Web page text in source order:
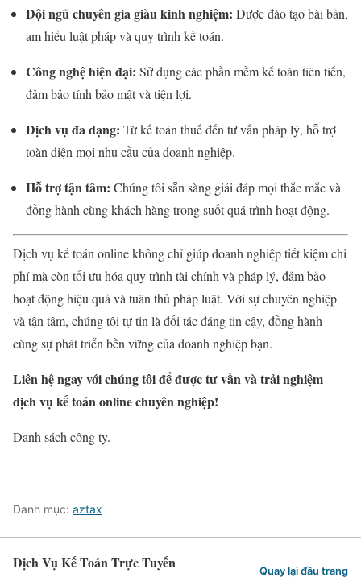
Đội ngũ chuyên gia giàu kinh nghiệm: Được đào tạo bài bản,
am hiểu luật pháp và quy trình kế toán.
Công nghệ hiện đại: Sử dụng các phần mềm kế toán tiên tiến,
đảm bảo tính bảo mật và tiện lợi.
Dịch vụ đa dạng: Từ kế toán thuế đến tư vấn pháp lý, hỗ trợ
toàn diện mọi nhu cầu của doanh nghiệp.
Hỗ trợ tận tâm: Chúng tôi sẵn sàng giải đáp mọi thắc mắc và
đồng hành cùng khách hàng trong suốt quá trình hoạt động.
Dịch vụ kế toán online không chỉ giúp doanh nghiệp tiết kiệm chi
phí mà còn tối ưu hóa quy trình tài chính và pháp lý, đảm bảo
hoạt động hiệu quả và tuân thủ pháp luật. Với sự chuyên nghiệp
và tận tâm, chúng tôi tự tin là đối tác đáng tin cậy, đồng hành
cùng sự phát triển bền vững của doanh nghiệp bạn.
Liên hệ ngay với chúng tôi để được tư vấn và trải nghiệm
dịch vụ kế toán online chuyên nghiệp!
Danh sách công ty.
Danh mục: aztax
Dịch Vụ Kế Toán Trực Tuyến Quay lại đầu trang